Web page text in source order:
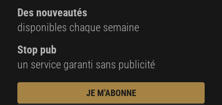
Des nouveautés
disponibles chaque semaine
Stop pub
un service garanti sans publicité
JE M'ABONNE